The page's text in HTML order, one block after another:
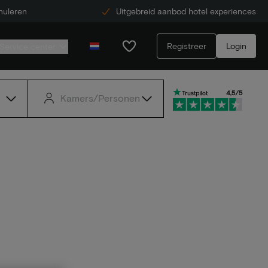
Uitgebreid aanbod hotel experiences
Registreer Login
Kamers/Personen